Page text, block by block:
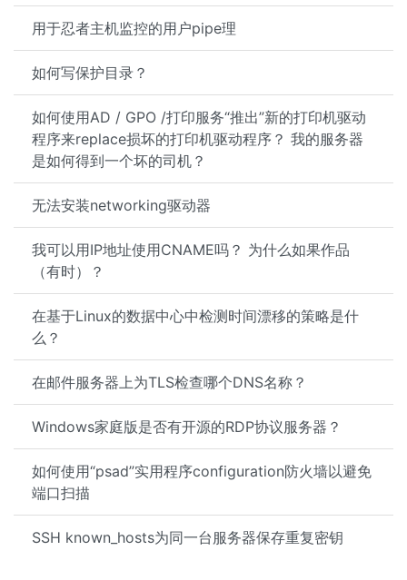
用于忍者主机监控的用户pipe理
如何写保护目录？
如何使用AD / GPO /打印服务“推出”新的打印机驱动
程序来replace损坏的打印机驱动程序？ 我的服务器
是如何得到一个坏的司机？
无法安装networking驱动器
我可以用IP地址使用CNAME吗？ 为什么如果作品
（有时）？
在基于Linux的数据中心中检测时间漂移的策略是什
么？
在邮件服务器上为TLS检查哪个DNS名称？
Windows家庭版是否有开源的RDP协议服务器？
如何使用“psad”实用程序configuration防火墙以避免
端口扫描
SSH known_hosts为同一台服务器保存重复密钥